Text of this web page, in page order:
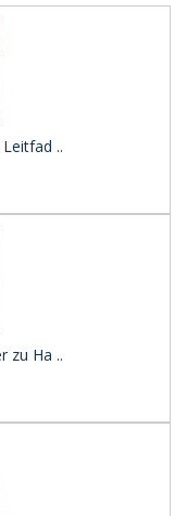
..
zu Ha ..